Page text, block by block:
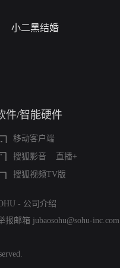
小二黑结婚
件/智能硬件
移动客户端
搜狐影音
直播+
搜狐视频TV版
- 公司介绍
报邮箱 jubaosohu@sohu-inc.com